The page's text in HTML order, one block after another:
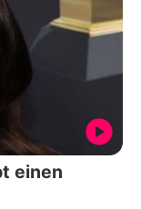
einen